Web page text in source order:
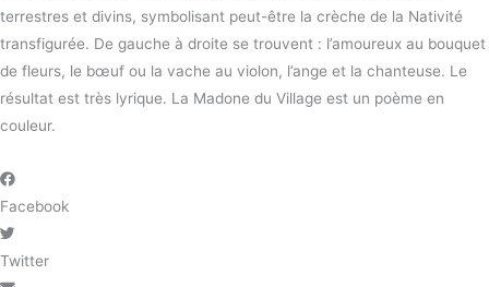
terrestres et divins, symbolisant peut-être la crèche de la Nativité
transfigurée. De gauche à droite se trouvent : l’amoureux au bouquet
de fleurs, le bœuf ou la vache au violon, l’ange et la chanteuse. Le
résultat est très lyrique. La Madone du Village est un poème en
couleur.
Facebook
Twitter